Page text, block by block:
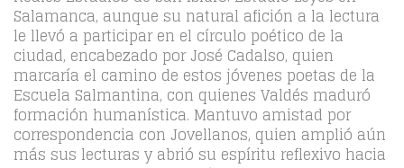
Salamanca, aunque su natural afición a la lectura
le llevó a participar en el círculo poético de la
ciudad, encabezado por José Cadalso, quien
marcaría el camino de estos jóvenes poetas de la
Escuela Salmantina, con quienes Valdés maduró
formación humanística. Mantuvo amistad por
correspondencia con Jovellanos, quien amplió aún
más sus lecturas y abrió su espíritu reflexivo hacia